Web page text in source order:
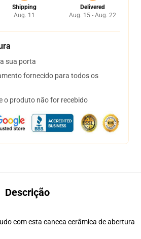
Shipping
Aug. 11
Delivered
Aug. 15 - Aug. 22
sua porta
fornecido para todos os
o produto não for recebido
Descrição
com esta caneca cerâmica de abertura